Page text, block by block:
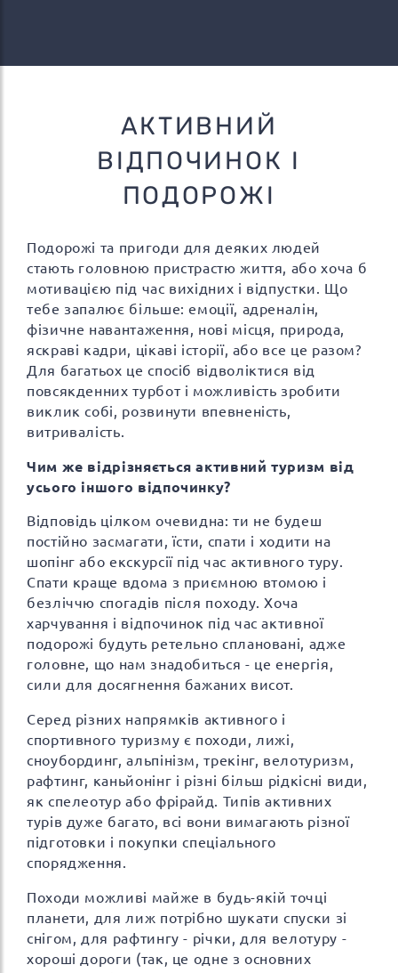
АКТИВНИЙ
ВІДПОЧИНОК І
ПОДОРОЖІ
Подорожі та пригоди для деяких людей
стають головною пристрастю життя, або хоча б
мотивацією під час вихідних і відпустки. Що
тебе запалює більше: емоції, адреналін,
фізичне навантаження, нові місця, природа,
яскраві кадри, цікаві історії, або все це разом?
Для багатьох це спосіб відволіктися від
повсякденних турбот і можливість зробити
виклик собі, розвинути впевненість,
витривалість.
Чим же відрізняється активний туризм від
усього іншого відпочинку?
Відповідь цілком очевидна: ти не будеш
постійно засмагати, їсти, спати і ходити на
шопінг або екскурсії під час активного туру.
Спати краще вдома з приємною втомою і
безліччю спогадів після походу. Хоча
харчування і відпочинок під час активної
подорожі будуть ретельно сплановані, адже
головне, що нам знадобиться - це енергія,
сили для досягнення бажаних висот.
Серед різних напрямків активного і
спортивного туризму є походи, лижі,
сноубординг, альпінізм, трекінг, велотуризм,
рафтинг, каньйонінг і різні більш рідкісні види,
як спелеотур або фрірайд. Типів активних
турів дуже багато, всі вони вимагають різної
підготовки і покупки спеціального
спорядження.
Походи можливі майже в будь-якій точці
планети, для лиж потрібно шукати спуски зі
снігом, для рафтингу - річки, для велотуру -
хороші дороги (так, це одне з основних